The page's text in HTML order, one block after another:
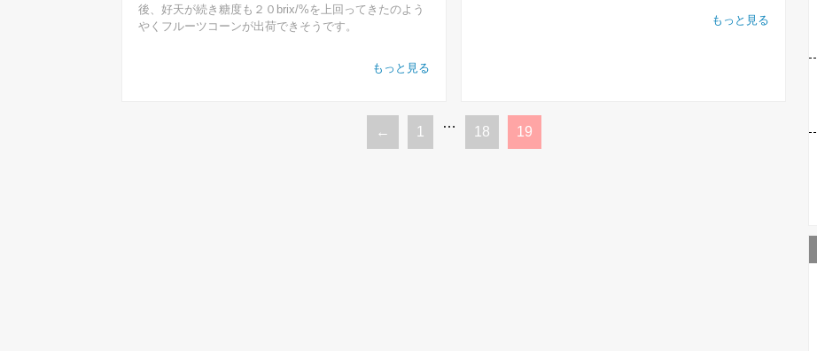
後、好天が続き糖度も２０brix/%を上回ってきたのよう
やくフルーツコーンが出荷できそうです。
もっと見る
もっと見る
← 1
…
18 19